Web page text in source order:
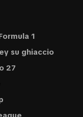
1
su ghiaccio
27